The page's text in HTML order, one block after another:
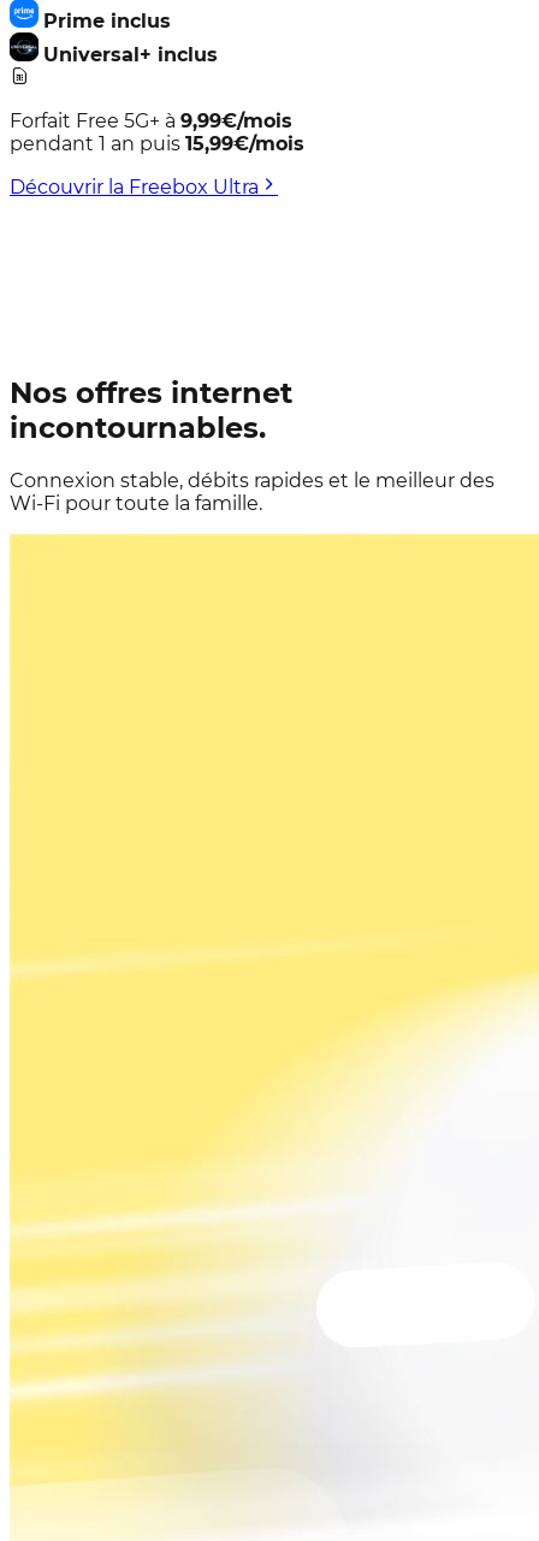
Prime inclus
Universal+ inclus
Forfait Free 5G+ à 9,99€/mois
pendant 1 an puis 15,99€/mois
Découvrir la Freebox Ultra
Nos offres internet
incontournables.
Connexion stable, débits rapides et le meilleur des
Wi-Fi pour toute la famille.